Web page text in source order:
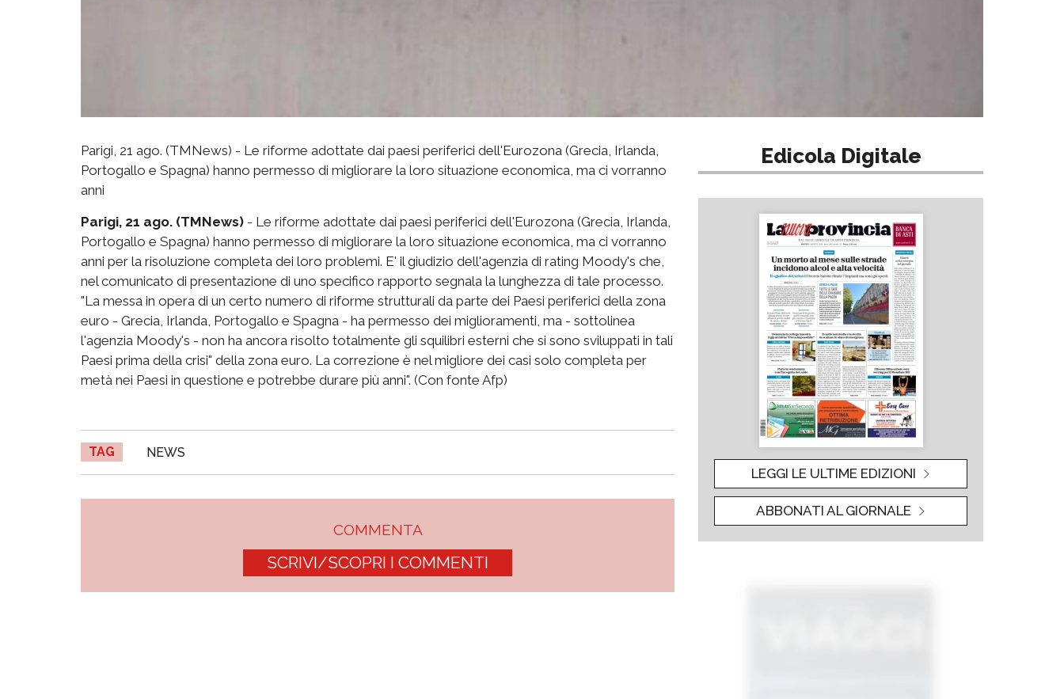
Parigi, 21 ago. (TMNews) - Le riforme adottate dai paesi periferici dell'Eurozona (Grecia, Irlanda,
Portogallo e Spagna) hanno permesso di migliorare la loro situazione economica, ma ci vorranno
anni
Parigi, 21 ago. (TMNews) - Le riforme adottate dai paesi periferici dell'Eurozona (Grecia, Irlanda,
Portogallo e Spagna) hanno permesso di migliorare la loro situazione economica, ma ci vorranno
anni per la risoluzione completa dei loro problemi. E' il giudizio dell'agenzia di rating Moody's che,
nel comunicato di presentazione di uno specifico rapporto segnala la lunghezza di tale processo.
"La messa in opera di un certo numero di riforme strutturali da parte dei Paesi periferici della zona
euro - Grecia, Irlanda, Portogallo e Spagna - ha permesso dei miglioramenti, ma - sottolinea
l'agenzia Moody's - non ha ancora risolto totalmente gli squilibri esterni che si sono sviluppati in tali
Paesi prima della crisi" della zona euro. La correzione è nel migliore dei casi solo completa per
metà nei Paesi in questione e potrebbe durare più anni". (Con fonte Afp)
TAG NEWS
COMMENTA
SCRIVI/SCOPRI I COMMENTI
Edicola Digitale
LEGGI LE ULTIME EDIZIONI
ABBONATI AL GIORNALE